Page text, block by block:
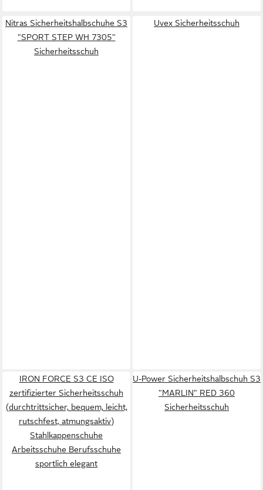
Nitras Sicherheitshalbschuhe S3
"SPORT STEP WH 7305"
Sicherheitsschuh
Uvex Sicherheitsschuh
IRON FORCE S3 CE ISO
zertifizierter Sicherheitsschuh
(durchtrittsicher, bequem, leicht,
rutschfest, atmungsaktiv)
Stahlkappenschuhe
Arbeitsschuhe Berufsschuhe
sportlich elegant
U-Power Sicherheitshalbschuh S3
"MARLIN" RED 360
Sicherheitsschuh